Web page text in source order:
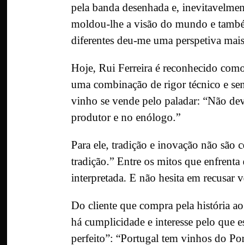
pela banda desenhada e,
moldou-lhe a visão do mundo e
diferentes deu-me uma perspetiva
Hoje, Rui Ferreira é reconhecido
uma combinação de rigor técnico e
vinho se vende pelo paladar: “Não
produtor e no enólogo.”
Para ele, tradição e inovação não são
tradição.” Entre os mitos que enfrenta
interpretada. E não hesita em recusar
Do cliente que compra pela história
há cumplicidade e interesse pelo que
perfeito”: “Portugal tem vinhos do